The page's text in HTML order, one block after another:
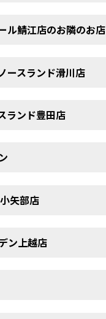
ル鯖江店のお隣のお店
ースランド滑川店
ランド豊田店
矢部店
ン上越店